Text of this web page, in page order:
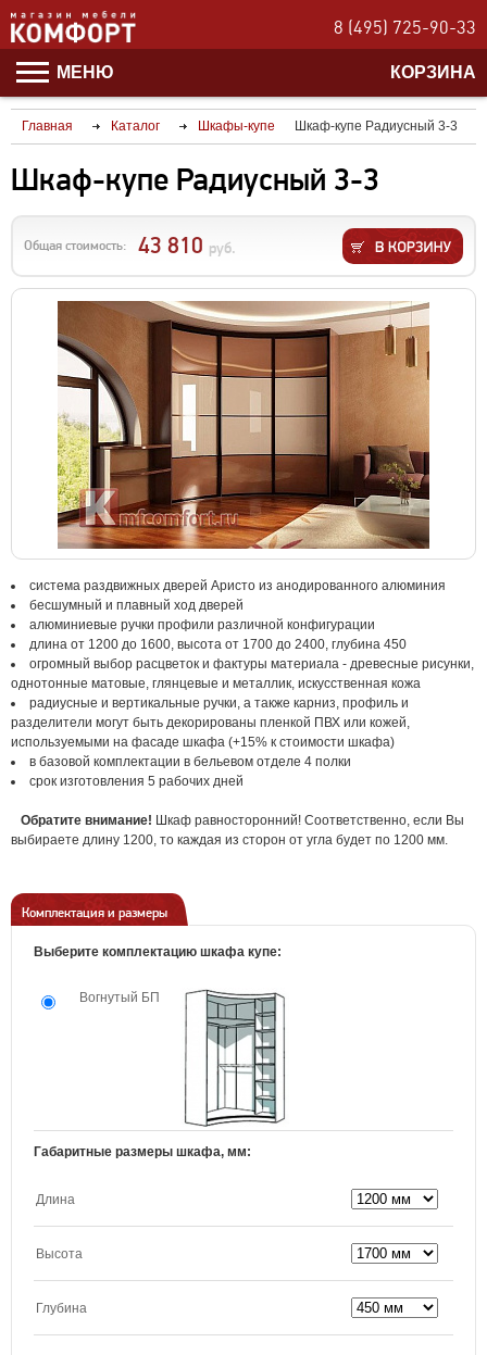
8 (495) 725-90-33
МЕНЮ КОРЗИНА
Главная Каталог Шкафы-купе Шкаф-купе Радиусный 3-3
Шкаф-купе Радиусный 3-3
Общая стоимость: 43 810 руб.
система раздвижных дверей Аристо из анодированного алюминия
бесшумный и плавный ход дверей
алюминиевые ручки профили различной конфигурации
длина от 1200 до 1600, высота от 1700 до 2400, глубина 450
огромный выбор расцветок и фактуры материала - древесные рисунки,
однотонные матовые, глянцевые и металлик, искусственная кожа
радиусные и вертикальные ручки, а также карниз, профиль и
разделители могут быть декорированы пленкой ПВХ или кожей,
используемыми на фасаде шкафа (+15% к стоимости шкафа)
в базовой комплектации в бельевом отделе 4 полки
срок изготовления 5 рабочих дней
Обратите внимание! Шкаф равносторонний! Соответственно, если Вы
выбираете длину 1200, то каждая из сторон от угла будет по 1200 мм.
Комплектация и размеры
Выберите комплектацию шкафа купе:
Вогнутый БП
Габаритные размеры шкафа, мм:
Длина
Высота
Глубина